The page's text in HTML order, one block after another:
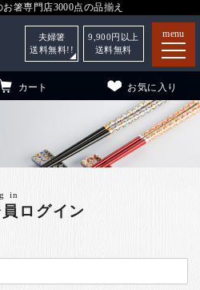
箸専門店3000点の品揃え
menu
カート お気に入り
夫婦箸
送料無料!!
9,900 円以上
送料無料
in
ログイン